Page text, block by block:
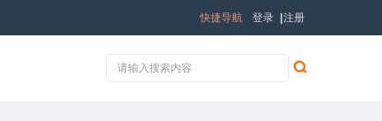
登录 注册
快捷导航